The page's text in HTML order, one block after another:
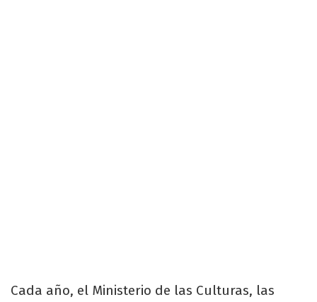
Cada año, el Ministerio de las Culturas, las